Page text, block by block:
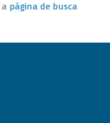
a página de busca